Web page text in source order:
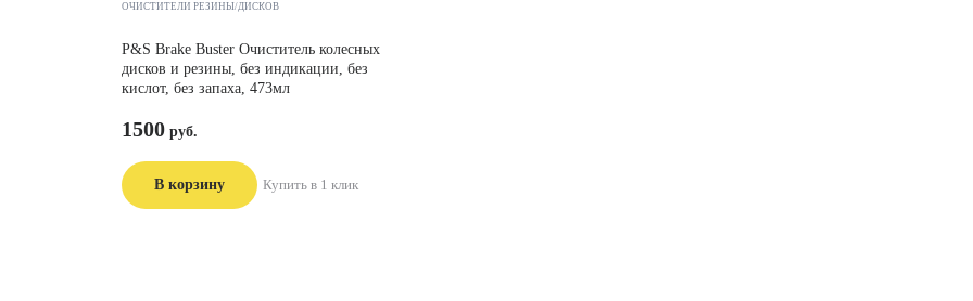
ОЧИСТИТЕЛИ РЕЗИНЫ/ДИСКОВ
P&S Brake Buster Очиститель колесных
дисков и резины, без индикации, без
кислот, без запаха, 473мл
1500
В корзину Купить в 1 клик